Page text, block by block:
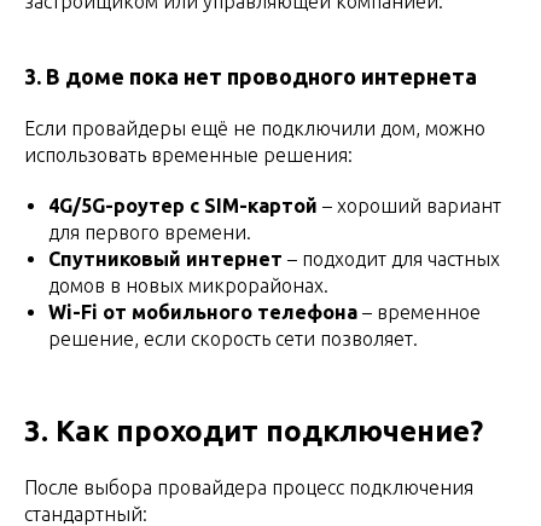
3. В доме пока нет проводного интернета
Если провайдеры ещё не подключили дом, можно
использовать временные решения:
4G/5G-роутер с SIM-картой – хороший вариант
для первого времени.
Спутниковый интернет – подходит для частных
домов в новых микрорайонах.
Wi-Fi от мобильного телефона – временное
решение, если скорость сети позволяет.
3. Как проходит подключение?
После выбора провайдера процесс подключения
стандартный: